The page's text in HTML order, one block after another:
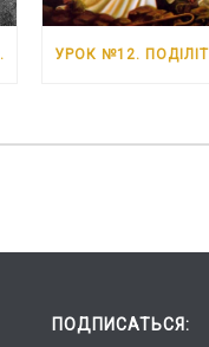
2026 РОКУ
ПОДПИСАТЬСЯ: